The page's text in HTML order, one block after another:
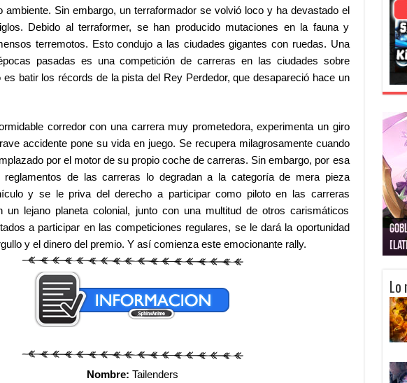
ambiente. Sin embargo, un terraformador se volvió loco y ha devastado el
Debido al terraformer, se han producido mutaciones en la fauna y
terremotos. Esto condujo a las ciudades gigantes con ruedas. Una
pasadas es una competición de carreras en las ciudades sobre
es batir los récords de la pista del Rey Perdedor, que desapareció hace un
corredor con una carrera muy prometedora, experimenta un giro
accidente pone su vida en juego. Se recupera milagrosamente cuando
por el motor de su propio coche de carreras. Sin embargo, por esa
reglamentos de las carreras lo degradan a la categoría de mera pieza
y se le priva del derecho a participar como piloto en las carreras
un lejano planeta colonial, junto con una multitud de otros carismáticos
a participar en las competiciones regulares, se le dará la oportunidad
y el dinero del premio. Y así comienza este emocionante rally.
Nombre: Tailenders
Lo